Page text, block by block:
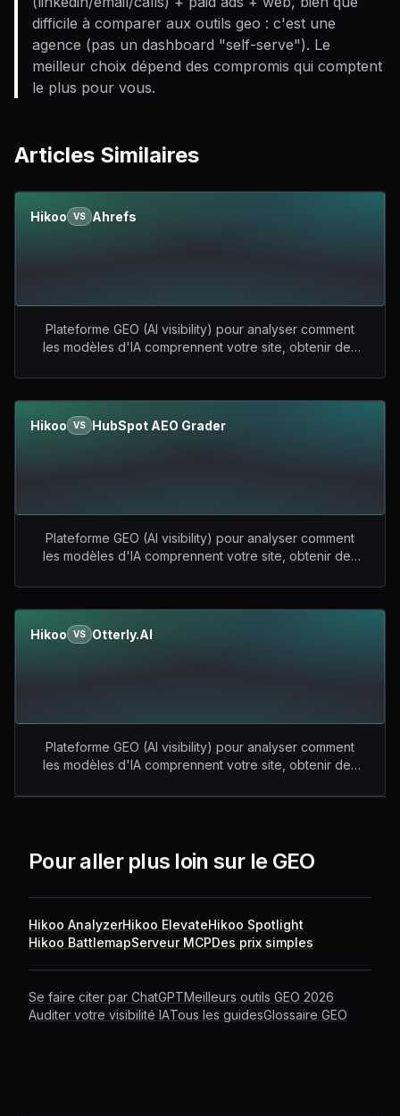
difficile à comparer aux outils geo : c'est une
agence (pas un dashboard "self-serve"). Le
meilleur choix dépend des compromis qui comptent
le plus pour vous.
Articles Similaires
Hikoo VS Ahrefs
Plateforme GEO (AI visibility) pour analyser comment
les modèles d'IA comprennent votre site, obtenir des
mentions/citations sur les plateformes d'IA, et se
comparer aux concurrents.vs Suite SEO de référence
(recherche de mots-clés, backlinks, audit technique,
suivi de positions) qui intègre désormais Brand Radar,
Hikoo VS HubSpot AEO Grader
Plateforme GEO (AI visibility) pour analyser comment
les modèles d'IA comprennent votre site, obtenir des
mentions/citations sur les plateformes d'IA, et se
comparer aux concurrents.vs Outil gratuit signé
HubSpot qui évalue, en une seule analyse, la façon
dont ChatGPT, Perplexity et Gemini perçoivent une
Hikoo VS Otterly.AI
Plateforme GEO (AI visibility) pour analyser comment
les modèles d'IA comprennent votre site, obtenir des
mentions/citations sur les plateformes d'IA, et se
marque (mentions, citations de liens, rankings) sur
plusieurs plateformes d'IA, avec reporting, exports et
Pour aller plus loin sur le GEO
Hikoo AnalyzerHikoo ElevateHikoo Spotlight
Hikoo BattlemapServeur MCPDes prix simples
Se faire citer par ChatGPTMeilleurs outils GEO 2026
Auditer votre visibilité IATous les guidesGlossaire GEO